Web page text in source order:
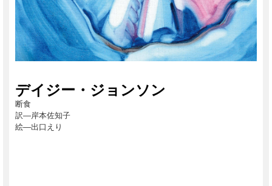
デイジー・ジョンソン
断食
訳―岸本佐知子
絵―出口えり